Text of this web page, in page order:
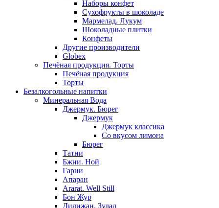
Наборы конфет
Сухофрукты в шоколаде
Мармелад. Лукум
Шоколадные плитки
Конфеты
Другие производители
Globex
Печёная продукция. Торты
Печёная продукция
Торты
Безалкогольные напитки
Минеральная Вода
Джермук. Бюрег
Джермук
Джермук классика
Со вкусом лимона
Бюрег
Татни
Бжни. Ной
Гарни
Апаран
Ararat. Well Still
Бон Жур
Дилижан. Зулал